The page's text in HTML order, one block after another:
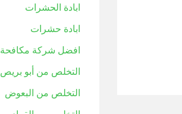
ابادة الحشرات
ابادة حشرات
افضل شركة مكافحة
التخلص من أبو بريص
التخلص من البعوض